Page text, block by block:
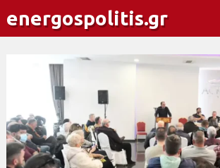
energospolitis.gr